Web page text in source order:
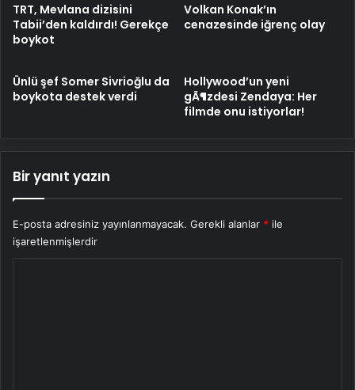
TRT, Mevlana dizisini
Tabii’den kaldırdı! Gerekçe
boykot
Volkan Konak’ın
cenazesinde iğrenç olay
Ünlü şef Somer Sivrioğlu da
boykota destek verdi
Hollywood’un yeni
gÃ¶zdesi Zendaya: Her
filmde onu istiyorlar!
Bir yanıt yazın
E-posta adresiniz yayınlanmayacak. Gerekli alanlar * ile
işaretlenmişlerdir